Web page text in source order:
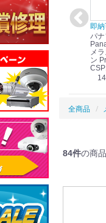
在庫あり！送料無料！
パナソニック
Panasonic リモコン
マイク (10局用) WR-
210A (送料無料)
39,000円
即納
パナ
メ
ン
全商品
84件の商